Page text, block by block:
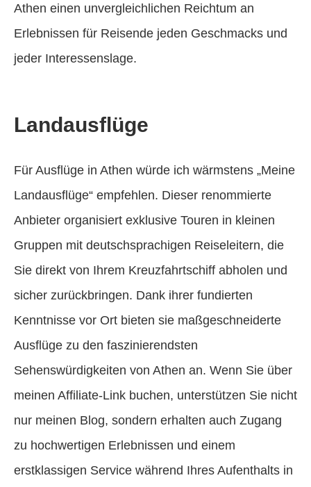
Athen einen unvergleichlichen Reichtum an
Erlebnissen für Reisende jeden Geschmacks und
jeder Interessenslage.
Landausflüge
Für Ausflüge in Athen würde ich wärmstens „Meine
Landausflüge“ empfehlen. Dieser renommierte
Anbieter organisiert exklusive Touren in kleinen
Gruppen mit deutschsprachigen Reiseleitern, die
Sie direkt von Ihrem Kreuzfahrtschiff abholen und
sicher zurückbringen. Dank ihrer fundierten
Kenntnisse vor Ort bieten sie maßgeschneiderte
Ausflüge zu den faszinierendsten
Sehenswürdigkeiten von Athen an. Wenn Sie über
meinen Affiliate-Link buchen, unterstützen Sie nicht
nur meinen Blog, sondern erhalten auch Zugang
zu hochwertigen Erlebnissen und einem
erstklassigen Service während Ihres Aufenthalts in